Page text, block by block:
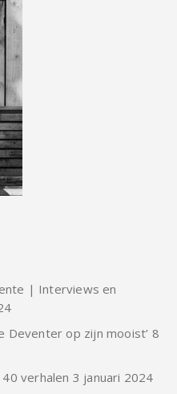
| Interviews en
Deventer op zijn mooist’ 8
verhalen 3 januari 2024